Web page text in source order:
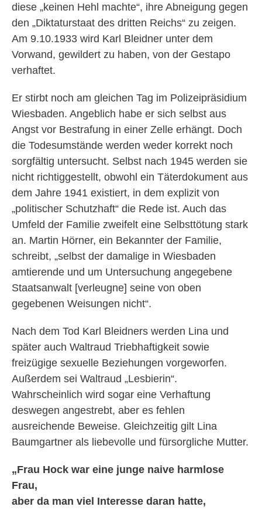
diese „keinen Hehl machte“, ihre Abneigung gegen
den „Diktaturstaat des dritten Reichs“ zu zeigen.
Am 9.10.1933 wird Karl Bleidner unter dem
Vorwand, gewildert zu haben, von der Gestapo
verhaftet.
Er stirbt noch am gleichen Tag im Polizeipräsidium
Wiesbaden. Angeblich habe er sich selbst aus
Angst vor Bestrafung in einer Zelle erhängt. Doch
die Todesumstände werden weder korrekt noch
sorgfältig untersucht. Selbst nach 1945 werden sie
nicht richtiggestellt, obwohl ein Täterdokument aus
dem Jahre 1941 existiert, in dem explizit von
„politischer Schutzhaft“ die Rede ist. Auch das
Umfeld der Familie zweifelt eine Selbsttötung stark
an. Martin Hörner, ein Bekannter der Familie,
schreibt, „selbst der damalige in Wiesbaden
amtierende und um Untersuchung angegebene
Staatsanwalt [verleugne] seine von oben
gegebenen Weisungen nicht“.
Nach dem Tod Karl Bleidners werden Lina und
später auch Waltraud Triebhaftigkeit sowie
freizügige sexuelle Beziehungen vorgeworfen.
Außerdem sei Waltraud „Lesbierin“.
Wahrscheinlich wird sogar eine Verhaftung
deswegen angestrebt, aber es fehlen
ausreichende Beweise. Gleichzeitig gilt Lina
Baumgartner als liebevolle und fürsorgliche Mutter.
„Frau Hock war eine junge naive harmlose
Frau,
aber da man viel Interesse daran hatte,